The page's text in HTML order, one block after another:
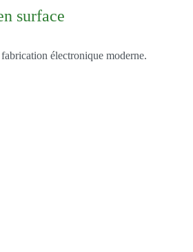
surface
électronique moderne.